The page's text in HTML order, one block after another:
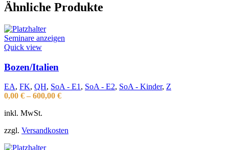
Ähnliche Produkte
Seminare anzeigen
Quick view
Bozen/Italien
EA, FK, QH, SoA - E1, SoA - E2, SoA - Kinder, Z
0,00 € – 600,00 €
inkl. MwSt.
zzgl. Versandkosten